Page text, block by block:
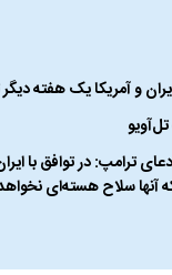
و آمریکا یک هفته
ترامپ: در توافق با
آنها سلاح هسته‌ای